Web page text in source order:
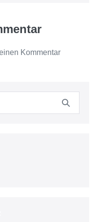
Kommentar